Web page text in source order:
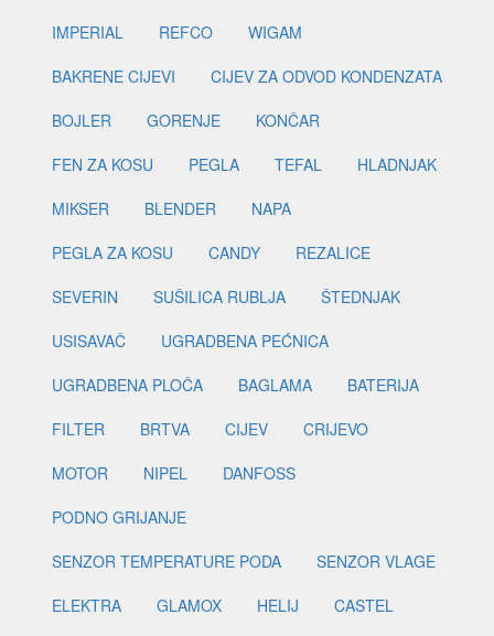
IMPERIAL
REFCO
WIGAM
BAKRENE CIJEVI
CIJEV ZA ODVOD KONDENZATA
BOJLER
GORENJE
KONČAR
FEN ZA KOSU
PEGLA TEFAL
HLADNJAK
MIKSER
BLENDER
NAPA
PEGLA ZA KOSU
CANDY
REZALICE
SEVERIN
SUŠILICA RUBLJA
ŠTEDNJAK
USISAVAČ
UGRADBENA PEĆNICA
UGRADBENA PLOČA
BAGLAMA
BATERIJA
FILTER
BRTVA CIJEV
CRIJEVO
MOTOR
NIPEL
DANFOSS
PODNO GRIJANJE
SENZOR TEMPERATURE PODA
SENZOR VLAGE
ELEKTRA
GLAMOX HELIJ
CASTEL